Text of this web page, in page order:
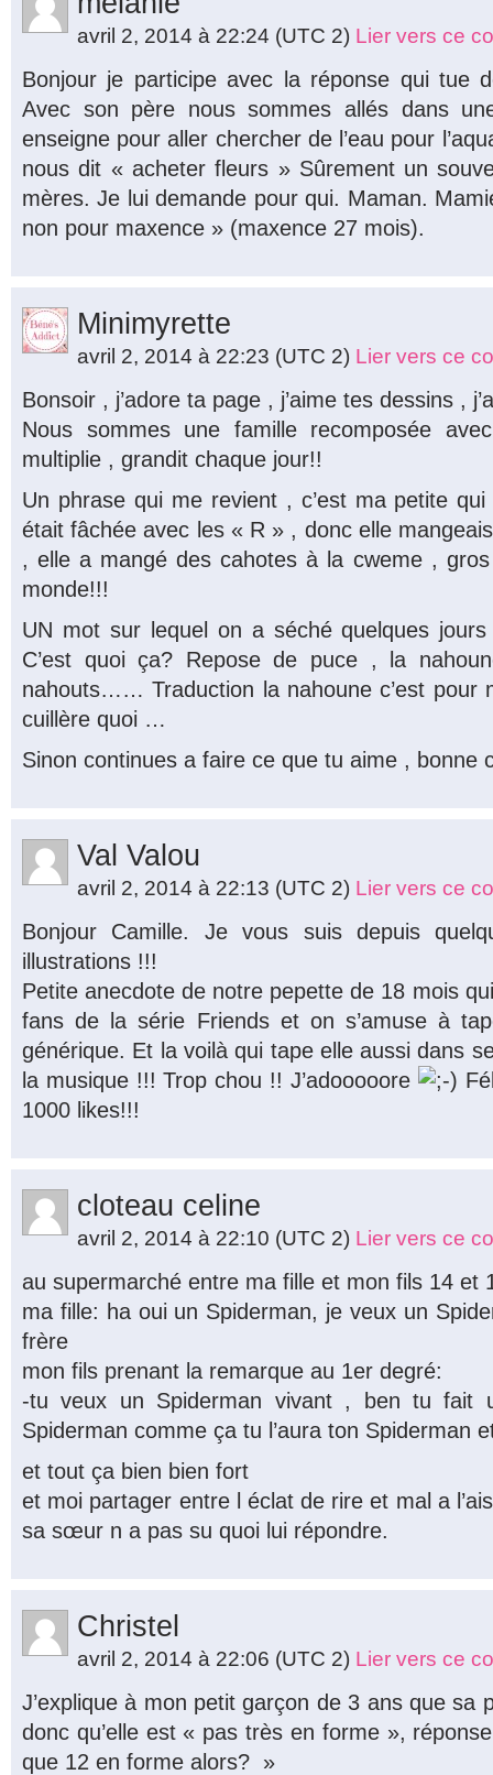
avril 2, 2014 à 22:24 (UTC 2) Lier vers ce
Bonjour je participe avec la réponse qui tue
Avec son père nous sommes allés dans
enseigne pour aller chercher de l’eau pour
nous dit « acheter fleurs » Sûrement un
mères. Je lui demande pour qui. Maman.
non pour maxence » (maxence 27 mois).
Minimyrette
avril 2, 2014 à 22:23 (UTC 2) Lier vers ce
Bonsoir , j’adore ta page , j’aime tes dessins ,
Nous sommes une famille recomposée
multiplie , grandit chaque jour!!
Un phrase qui me revient , c’est ma petite
était fâchée avec les « R » , donc elle
, elle a mangé des cahotes à la cweme ,
monde!!!
UN mot sur lequel on a séché quelques
C’est quoi ça? Repose de puce , la
nahouts…… Traduction la nahoune c’est pour
cuillère quoi …
Sinon continues a faire ce que tu aime , bonne
Val Valou
avril 2, 2014 à 22:13 (UTC 2) Lier vers ce
Bonjour Camille. Je vous suis depuis
illustrations !!!
Petite anecdote de notre pepette de 18 mois
fans de la série Friends et on s’amuse à
générique. Et la voilà qui tape elle aussi dans
la musique !!! Trop chou !! J’adooooore
1000 likes!!!
cloteau celine
avril 2, 2014 à 22:10 (UTC 2) Lier vers ce
au supermarché entre ma fille et mon fils 14 et
ma fille: ha oui un Spiderman, je veux un
frère
mon fils prenant la remarque au 1er degré:
-tu veux un Spiderman vivant , ben tu fait
Spiderman comme ça tu l’aura ton Spiderman
et tout ça bien bien fort
et moi partager entre l éclat de rire et mal a
sa sœur n a pas su quoi lui répondre.
Christel
avril 2, 2014 à 22:06 (UTC 2) Lier vers ce
J’explique à mon petit garçon de 3 ans que sa
donc qu’elle est « pas très en forme »,
que 12 en forme alors? »